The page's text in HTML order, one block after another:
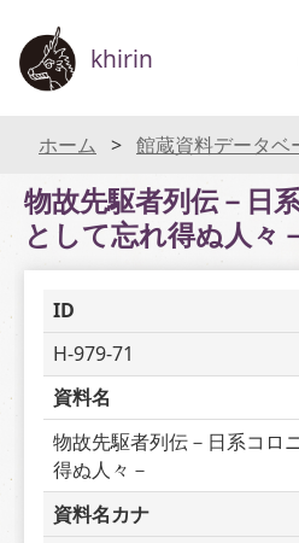
khirin
ホーム 館蔵資料データベ
物故先駆者列伝－日
として忘れ得ぬ人々
ID
H-979-71
資料名
物故先駆者列伝－日系コロ
得ぬ人々－
資料名カナ